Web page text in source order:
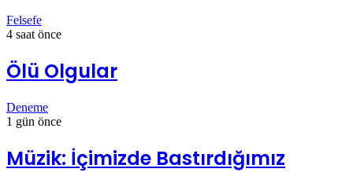
Felsefe
4 saat önce
Ölü Olgular
Deneme
1 gün önce
Müzik: İçimizde Bastırdığımız